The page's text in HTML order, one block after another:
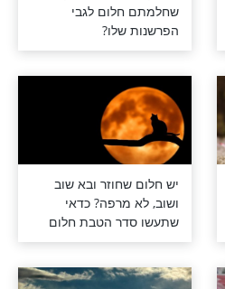
מרתק: מה אומר הזמן
שחלמתם חלום לגבי
הפרשנות שלו?